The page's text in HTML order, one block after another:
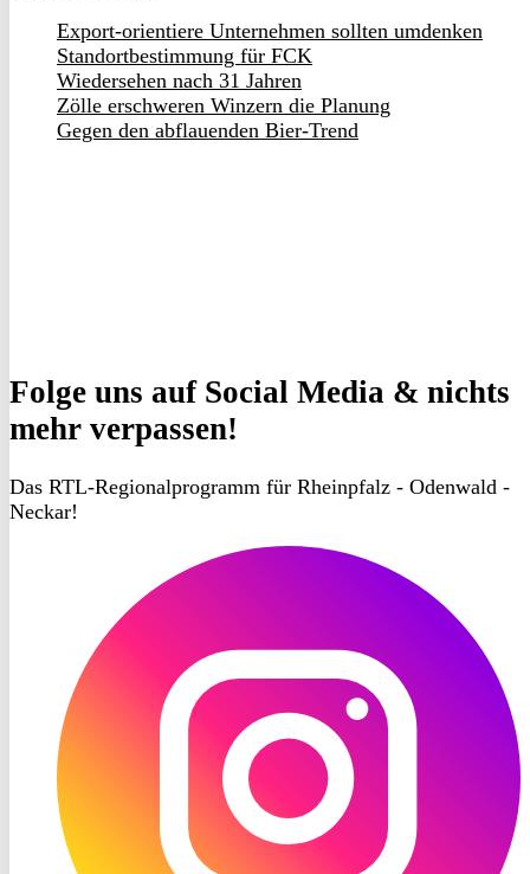
Export-orientiere Unternehmen sollten umdenken
Standortbestimmung für FCK
Wiedersehen nach 31 Jahren
Zölle erschweren Winzern die Planung
Gegen den abflauenden Bier-Trend
Folge uns auf Social Media & nichts
mehr verpassen!
Das RTL-Regionalprogramm für Rheinpfalz - Odenwald -
Neckar!
Instagram